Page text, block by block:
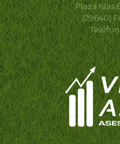
Plaza Islas
(29640)